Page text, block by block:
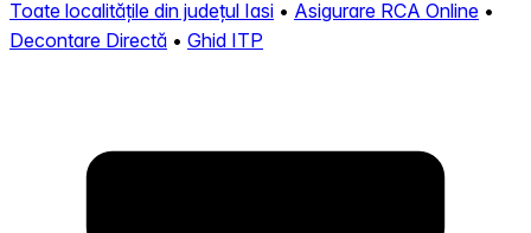
Toate localitățile din județul Iasi • Asigurare RCA Online •
Decontare Directă • Ghid ITP